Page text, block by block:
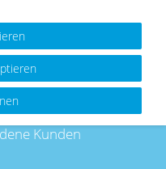
seit 2009
Kunden